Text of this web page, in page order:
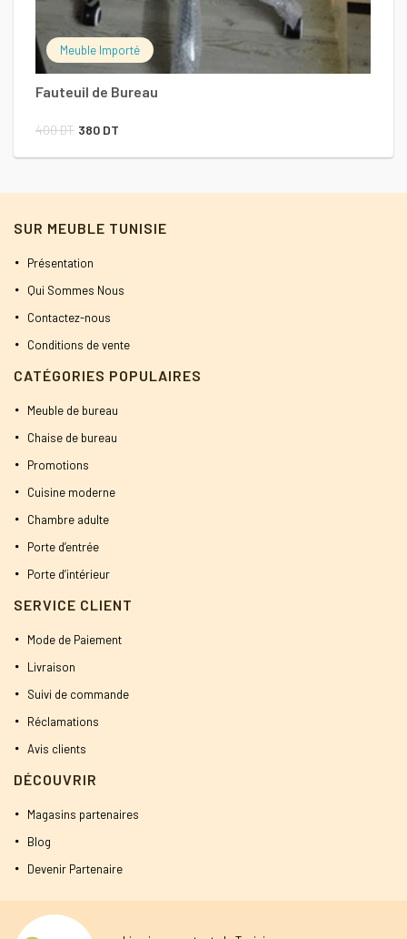
Meuble Importé
Fauteuil de Bureau
400DT Le
prix
400 DT.
380 DT
prix
380 DT.
SUR MEUBLE TUNISIE
Présentation
Qui Sommes Nous
Contactez-nous
Conditions de vente
CATÉGORIES POPULAIRES
Meuble de bureau
Chaise de bureau
Promotions
Cuisine moderne
Chambre adulte
Porte d’entrée
Porte d’intérieur
SERVICE CLIENT
Mode de Paiement
Livraison
Suivi de commande
Réclamations
Avis clients
DÉCOUVRIR
Magasins partenaires
Blog
Devenir Partenaire